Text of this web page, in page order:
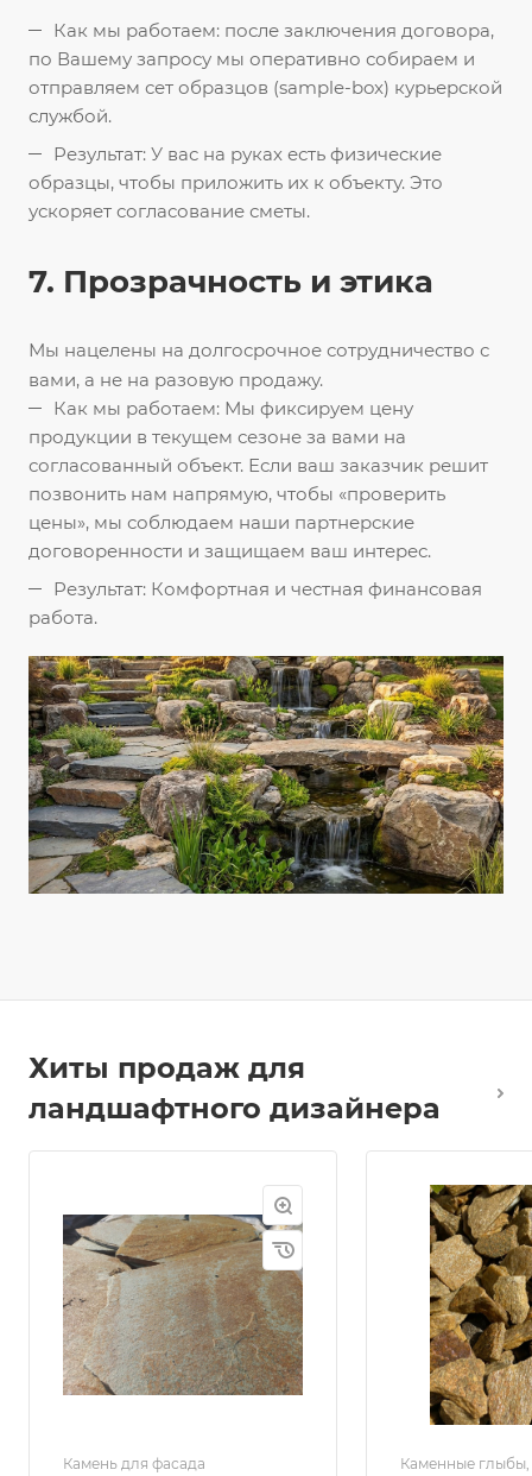
Как мы работаем: после заключения договора,
по Вашему запросу мы оперативно собираем и
отправляем сет образцов (sample-box) курьерской
службой.
Результат: У вас на руках есть физические
образцы, чтобы приложить их к объекту. Это
ускоряет согласование сметы.
7. Прозрачность и этика
Мы нацелены на долгосрочное сотрудничество с
вами, а не на разовую продажу.
Как мы работаем: Мы фиксируем цену
продукции в текущем сезоне за вами на
согласованный объект. Если ваш заказчик решит
позвонить нам напрямую, чтобы «проверить
цены», мы соблюдаем наши партнерские
договоренности и защищаем ваш интерес.
Результат: Комфортная и честная финансовая
работа.
Хиты продаж для
ландшафтного дизайнера
Камень для фасада
Каменные